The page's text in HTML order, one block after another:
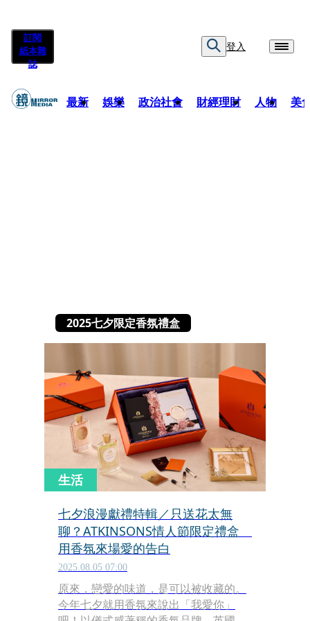
訂閱
紙本雜
誌
登入
最新 娛樂 政治社會 財經理財 人物 美
2025七夕限定香氛禮盒
生活
七夕浪漫獻禮特輯／只送花太無
聊？ATKINSONS情人節限定禮盒
用香氛來場愛的告白
2025.08.05 07:00
原來，戀愛的味道，是可以被收藏的。
今年七夕就用香氛來說出「我愛你」